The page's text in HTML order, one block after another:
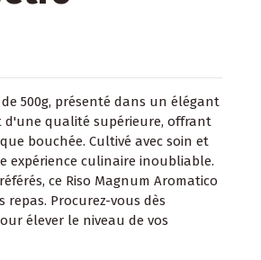
500g, présenté dans un élégant
d'une qualité supérieure, offrant
bouchée. Cultivé avec soin et
expérience culinaire inoubliable.
ce Riso Magnum Aromatico
Procurez-vous dès
élever le niveau de vos